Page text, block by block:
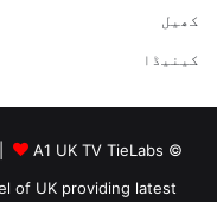
کھیل
کینیڈا
© Copyright 2026, All Rights Reserved |
A1 UK TV TieLabs
of UK providing latest